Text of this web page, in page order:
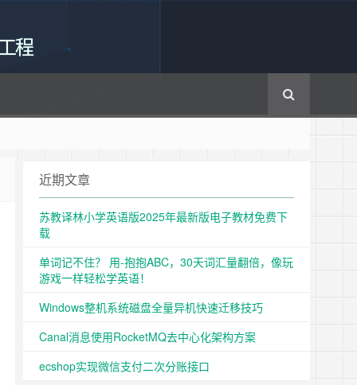
程
近期文章
苏教译林小学英语版2025年最新版电子教材免费下
载
单词记不住？ 用-抱抱ABC，30天词汇量翻倍，像玩
游戏一样轻松学英语！
Windows整机系统磁盘全量异机快速迁移技巧
Canal消息使用RocketMQ去中心化架构方案
ecshop实现微信支付二次分账接口